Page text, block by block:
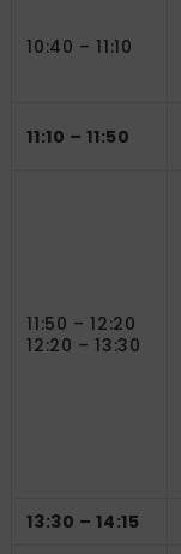
10:40 – 11:10
11:10 – 11:50
11:50 – 12:20
12:20 – 13:30
13:30 – 14:15